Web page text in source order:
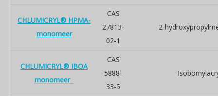
CHLUMICRYL® HPMA-
monomeer
CAS
27813-
02-1
2-
CHLUMICRYL® IBOA
monomeer
CAS
5888-
33-5